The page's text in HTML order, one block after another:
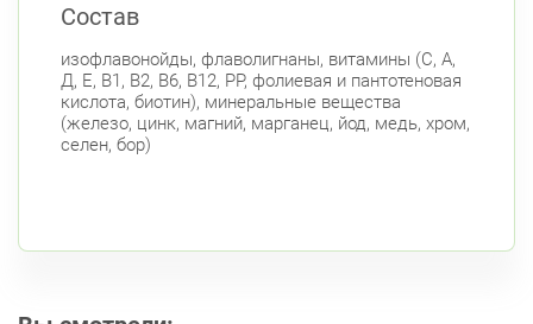
Состав
изофлавонойды, флаволигнаны, витамины (С, А,
Д, Е, В1, В2, В6, В12, РР, фолиевая и пантотеновая
кислота, биотин), минеральные вещества
(железо, цинк, магний, марганец, йод, медь, хром,
селен, бор)